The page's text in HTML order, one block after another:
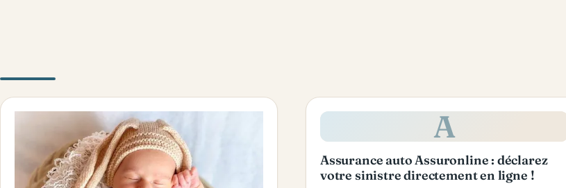
A
Assurance auto Assuronline : déclarez
votre sinistre directement en ligne !